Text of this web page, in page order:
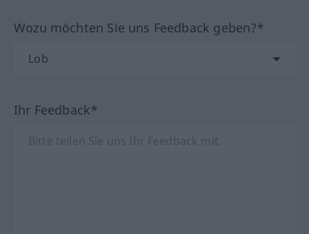
Wozu möchten Sie uns Feedback geben?*
Ihr Feedback*